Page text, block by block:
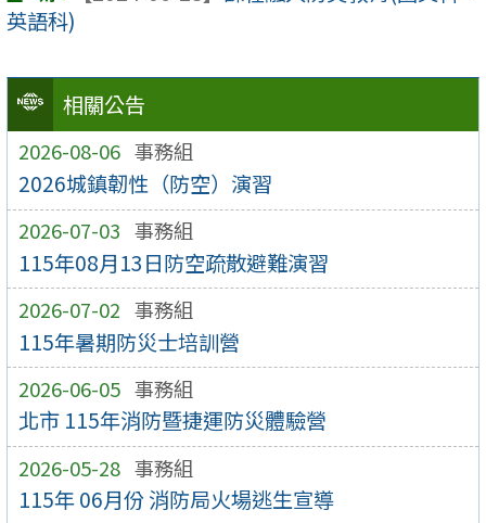
相關公告
2026-08-06 事務組
2026城鎮韌性（防空）演習
2026-07-03 事務組
115年08月13日防空疏散避難演習
2026-07-02 事務組
115年暑期防災士培訓營
2026-06-05 事務組
北市 115年消防暨捷運防災體驗營
2026-05-28 事務組
115年 06月份 消防局火場逃生宣導
英語科)